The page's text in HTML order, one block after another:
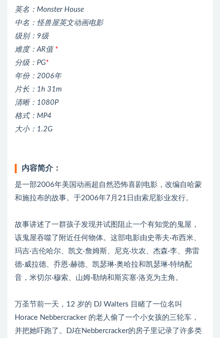
英名：Monster House
中名：怪兽屋英文动画电影
级别：9级
难度：AR值 *
分级：PG*
年份：2006年
片长：1h 31m
清晰：1080P
格式：MP4
大小：1.2G
内容简介：
是一部2006年美国动画超自然恐怖喜剧电影，改编自哈蒙
和施拉布的故事。于2006年7月21日由索尼影业发行。
故事讲述了一群孩子发现并试图阻止一个有知觉的鬼屋，
该鬼屋吞噬了附近任何物体。这部电影由史蒂夫·布西米、
玛吉·吉伦哈尔、凯文·詹姆斯、尼克·坎农、杰森·李、弗雷
德·威拉德、乔恩·赫德、凯瑟琳·奥哈拉和凯瑟琳·特纳配
音，米切尔·穆索、山姆·勒纳和斯宾塞·洛克为主角。
万圣节前一天，12 岁的 DJ Walters 目睹了一位名叫
Horace Nebbercracker 的老人偷了一个小女孩的三轮车，
并把她吓跑了。DJ在Nebbercracker的房子里记录了许多类